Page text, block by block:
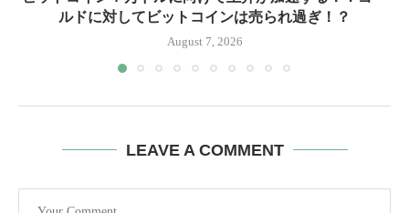
ルドに対してビットコインは売られ過ぎ！？
August 7, 2026
LEAVE A COMMENT